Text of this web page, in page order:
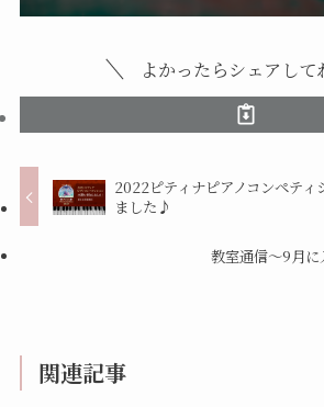
よかったらシェアして
2022ピティナピアノコンペティ
ました♪
教室通信〜9月
関連記事